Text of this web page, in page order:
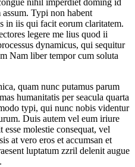
Typi non habent
in iis qui facit eorum claritatem.
legere me lius quod ii
dynamicus, qui sequitur
Nam liber tempor cum soluta
quam nunc putamus parum
humanitatis per seacula quarta
typi, qui nunc nobis videntur
Duis autem vel eum iriure
molestie consequat, vel
at vero eros et accumsan et
luptatum zzril delenit augue